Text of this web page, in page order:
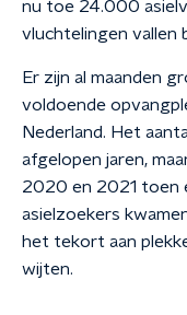
nu toe 24.000
vluchtelingen vallen
Er zijn al maanden
voldoende
Nederland. Het
afgelopen jaren,
2020 en 2021 toen
asielzoekers
het tekort aan
wijten.